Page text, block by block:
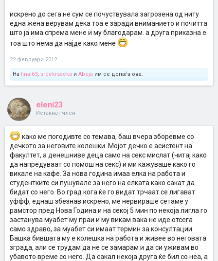
искрено до сега не сум се почуствувала загрозена од ниту
една жена верувам дека тоа е заради вниманието и почитта
што ја има спрема мене и му благодарам. а друга приказна е
тоа што нема да најде како мене
22 февруари 2012
На tina-63, srcekrsacka и Abeja им се допаѓа ова.
eleni23
Истакнат член
како ме погодивте со темава, баш вчера зборевме со
дечкото за неговите колешки. Мојот дечко е асистент на
факултет, а денешниве деца само на секс мислат (читај како
да напредуваат со помош на секс) и ми кажуваше како го
викале на кафе. За нова година имаа елка на работа и
студентките си пушувале за него на елката како сакат да
бидат со него. Во град кога ќе го видат трчаат се лигават
уффф, еднаш збезнав искрено, ме нервираше сетаме у
рамстор пред Нова Година и на секој 5 мин по некоја лигла го
застанува муабет му праи и му викам вака не иде отсега
само здраво, за муабет си имаат термин за консултации.
Башка бившата му е колешка на работа и живее во неговата
зграда, али се трудам да не се замарам и да си уживам во
убавото време со него. Да сакал некоја друга ќе бил со неа, а